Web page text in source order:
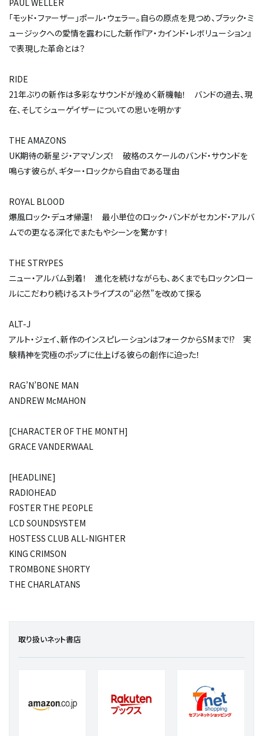
PAUL WELLER
「モッド・ファーザー」ポール・ウェラー。自らの原点を見つめ、ブラック・ミ
ュージックへの愛情を露わにした新作『ア・カインド・レボリューション』
で表現した革命とは？
RIDE
21年ぶりの新作は多彩なサウンドが煌めく新機軸！ バンドの過去、現
在、そしてシューゲイザーについての思いを明かす
THE AMAZONS
UK期待の新星ジ・アマゾンズ！ 破格のスケールのバンド・サウンドを
鳴らす彼らが、ギター・ロックから自由である理由
ROYAL BLOOD
爆風ロック・デュオ帰還！ 最小単位のロック・バンドがセカンド・アルバ
ムでの更なる深化でまたもやシーンを驚かす！
THE STRYPES
ニュー・アルバム到着！ 進化を続けながらも、あくまでもロックンロー
ルにこだわり続けるストライプスの“必然”を改めて探る
ALT-J
アルト・ジェイ、新作のインスピレーションはフォークからSMまで!? 実
験精神を究極のポップに仕上げる彼らの創作に迫った！
RAG’N’BONE MAN
ANDREW McMAHON
[CHARACTER OF THE MONTH]
GRACE VANDERWAAL
[HEADLINE]
RADIOHEAD
FOSTER THE PEOPLE
LCD SOUNDSYSTEM
HOSTESS CLUB ALL-NIGHTER
KING CRIMSON
TROMBONE SHORTY
THE CHARLATANS
取り扱いネット書店